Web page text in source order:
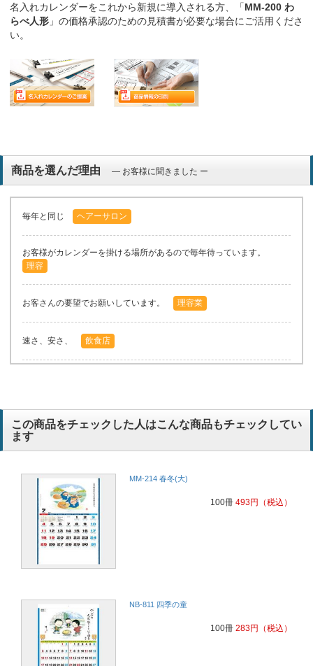
名入れカレンダーをこれから新規に導入される方、「MM-200 わ
らべ人形 」の価格承認のための見積書が必要な場合にご活用くださ
い。
商品を選んだ理由 ― お客様に聞きました ー
毎年と同じ ヘアーサロン
お客様がカレンダーを掛ける場所があるので毎年待っています。
理容
お客さんの要望でお願いしています。 理容業
速さ、安さ、 飲食店
ています。
理容
お客さんに柱に掛けられる。カレンダーが欲しいと言われ探しまし
た。理容業をつずける限り、お願いします。
お客さんに好まれています。柱に掛けるのにベストサイズです。
理容業
有るのに満足。
理容業
この商品をチェックした人はこんな商品もチェックしてい
ます
MM-214 春冬(大)
100冊 493円 （税込）
NB-811 四季の童
100冊 283円 （税込）